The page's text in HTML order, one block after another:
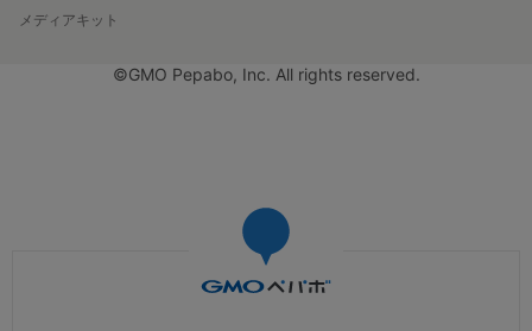
メディアキット
©GMO Pepabo, Inc. All rights reserved.